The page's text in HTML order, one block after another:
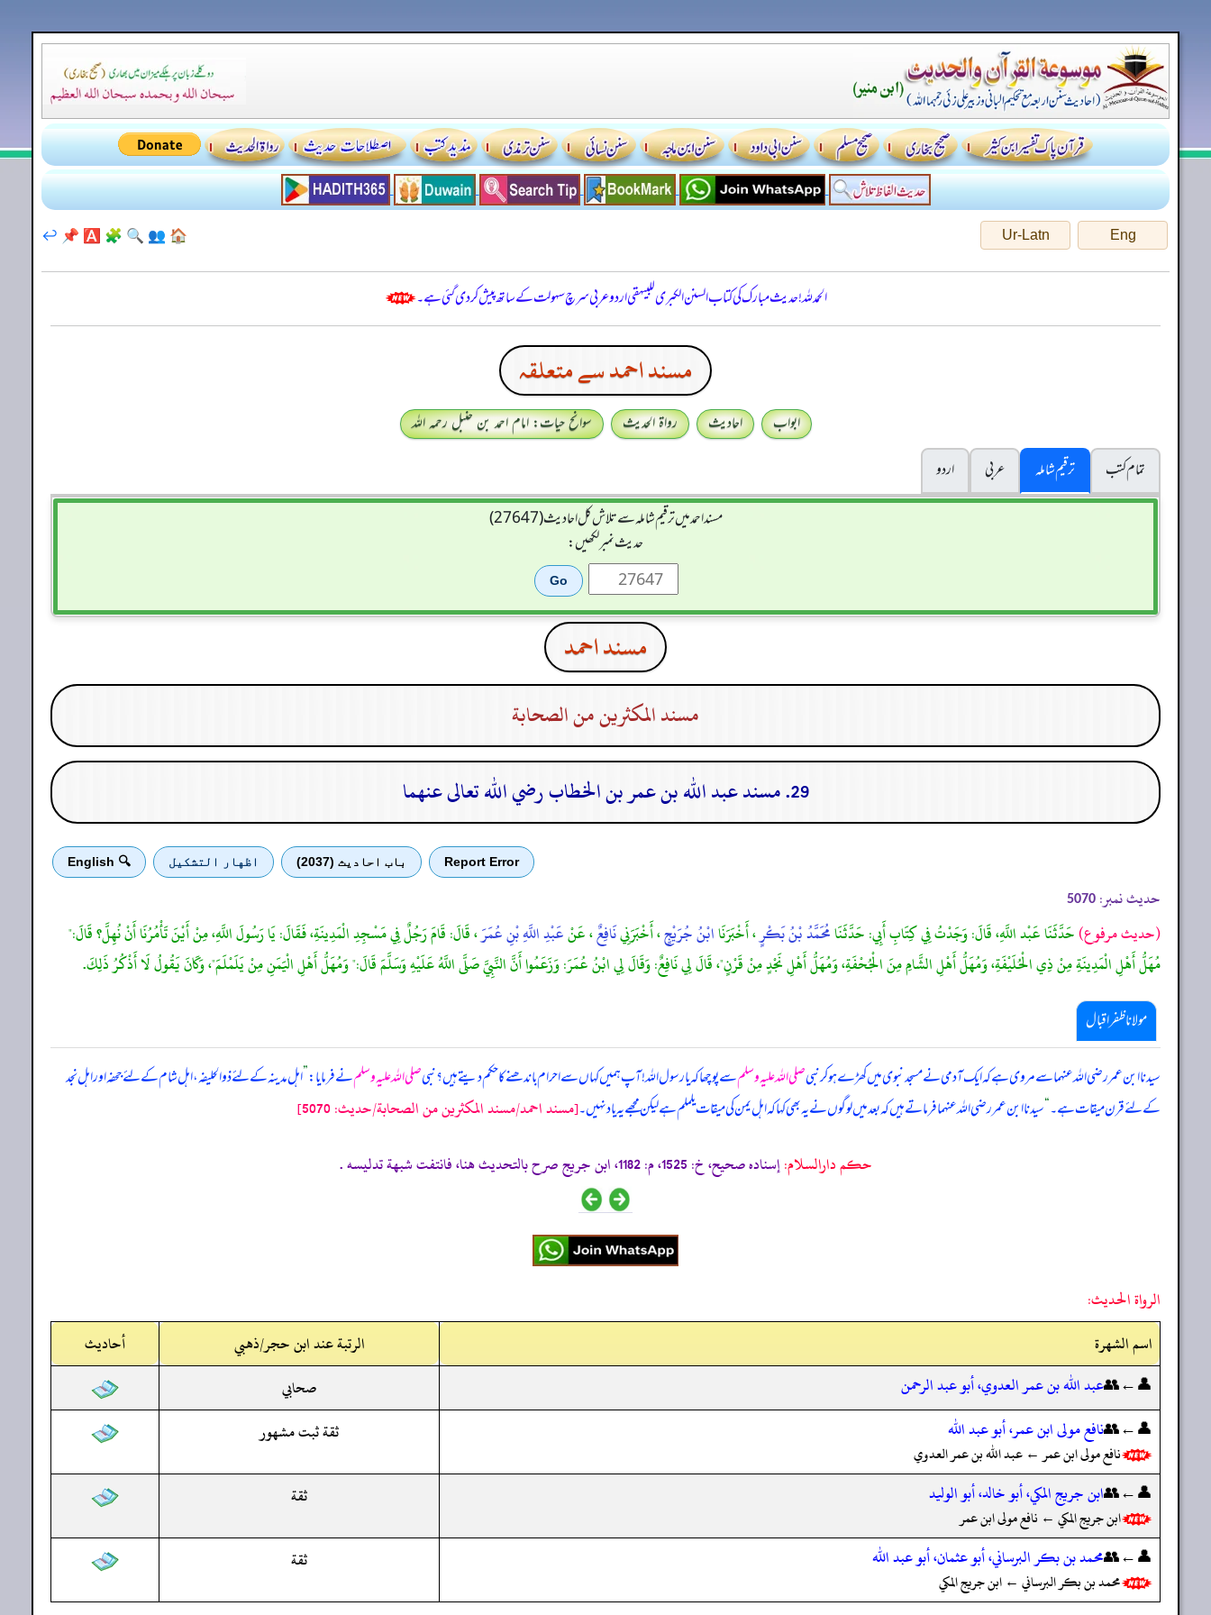
Eng
Ur-Latn
🏠
👥
🔍
🧩
🅰️
📌
↩️
الحمدللہ! حدیث مبارک کی کتاب السنن الكبرى للبيهقي اردو عربی سرچ سہولت کے ساتھ پیش کر دی گئی ہے۔
مسند احمد سے متعلقہ
ابواب احادیث رواۃ الحدیث
سوانح حیات: امام احمد بن حنبل رحمہ اللہ
تمام کتب
ترقیم شاملہ عربی
اردو
مسند احمد میں ترقیم شاملہ سے تلاش کل احادیث (27647)
حدیث نمبر لکھیں:
مسند احمد
مسند المكثرين من الصحابة
29. مسند عبد الله بن عمر بن الخطاب رضي الله تعالى عنهما
Report Error باب احادیث (2037) اظهار التشكيل 🔍 English
حدیث نمبر: 5070
(حديث مرفوع)حَدَّثَنَا عَبْد اللَّهِ، قَالَ: وَجَدْتُ فِي كِتَابِ أَبِي: حَدَّثَنَامُحَمَّدُ بْنُ بَكْرٍ، أَخْبَرَنَاابْنُ جُرَيْجٍ، أَخْبَرَنِينَافِعٌ، عَنْعَبْدِ اللَّهِ بْنِ عُمَرَ، قَالَ: قَامَ رَجُلٌ فِي مَسْجِدِ الْمَدِينَةِ، فَقَالَ: يَا رَسُولَ اللَّهِ، مِنْ أَيْنَ تَأْمُرُنَا أَنْ نُهِلَّ؟ قَالَ:"
مُهَلُّ أَهْلِ الْمَدِينَةِ مِنْ ذِي الْحُلَيْفَةِ، وَمُهَلُّ أَهْلِ الشَّامِ مِنَ الْجُحْفَةِ، وَمُهَلُّ أَهْلِ نَجْدٍ مِنْ قَرْنٍ"، قَالَ لِي نَافِعٌ: وَقَالَ لِي ابْنُ عُمَرَ: وَزَعَمُوا أَنَّ النَّبِيَّ صَلَّى اللَّهُ عَلَيْهِ وَسَلَّمَ قَالَ:" وَمُهَلُّ أَهْلِ الْيَمَنِ مِنْ يَلَمْلَمَ"، وَكَانَ يَقُولُ لَا أَذْكُرُ ذَلِكَ.
مولانا ظفر اقبال
سیدنا ابن عمر رضی اللہ عنہما سے مروی ہے کہ ایک آدمی نے مسجد نبوی میں کھڑے ہو کر نبیصلی اللہ علیہ وسلمسے پوچھا کہ یا رسول اللہ! آپ ہمیں کہاں سے احرام باندھنے کا حکم دیتے ہیں؟ نبیصلی اللہ علیہ وسلمنے فرمایا:”اہل مدینہ کے لئے ذوالحلیفہ، اہل شام کے لئے جحفہ اور اہل نجد
کے لئے قرن میقات ہے۔“سیدنا ابن عمر رضی اللہ عنہما فرماتے ہیں کہ بعد میں لوگوں نے یہ بھی کہا کہ اہل یمن کی میقات یلملم ہے لیکن مجھے یہ یاد نہیں۔[مسند احمد/مسند المكثرين من الصحابة/حدیث: 5070]
حکم دارالسلام:إسناده صحيح، خ: 1525، م: 1182، ابن جريج صرح بالتحديث هنا، فانتفت شبهة تدليسه .
الرواة الحديث:
اسم الشهرة
الرتبة عند ابن حجر/ذهبي
أحاديث
👤←👥عبد الله بن عمر العدوي، أبو عبد الرحمن
صحابي
👤←👥نافع مولى ابن عمر، أبو عبد الله
نافع مولى ابن عمر ← عبد الله بن عمر العدوي
ثقة ثبت مشهور
👤←👥ابن جريج المكي، أبو خالد، أبو الوليد
ابن جريج المكي ← نافع مولى ابن عمر
ثقة
👤←👥محمد بن بكر البرساني، أبو عثمان، أبو عبد الله
محمد بن بكر البرساني ← ابن جريج المكي
ثقة